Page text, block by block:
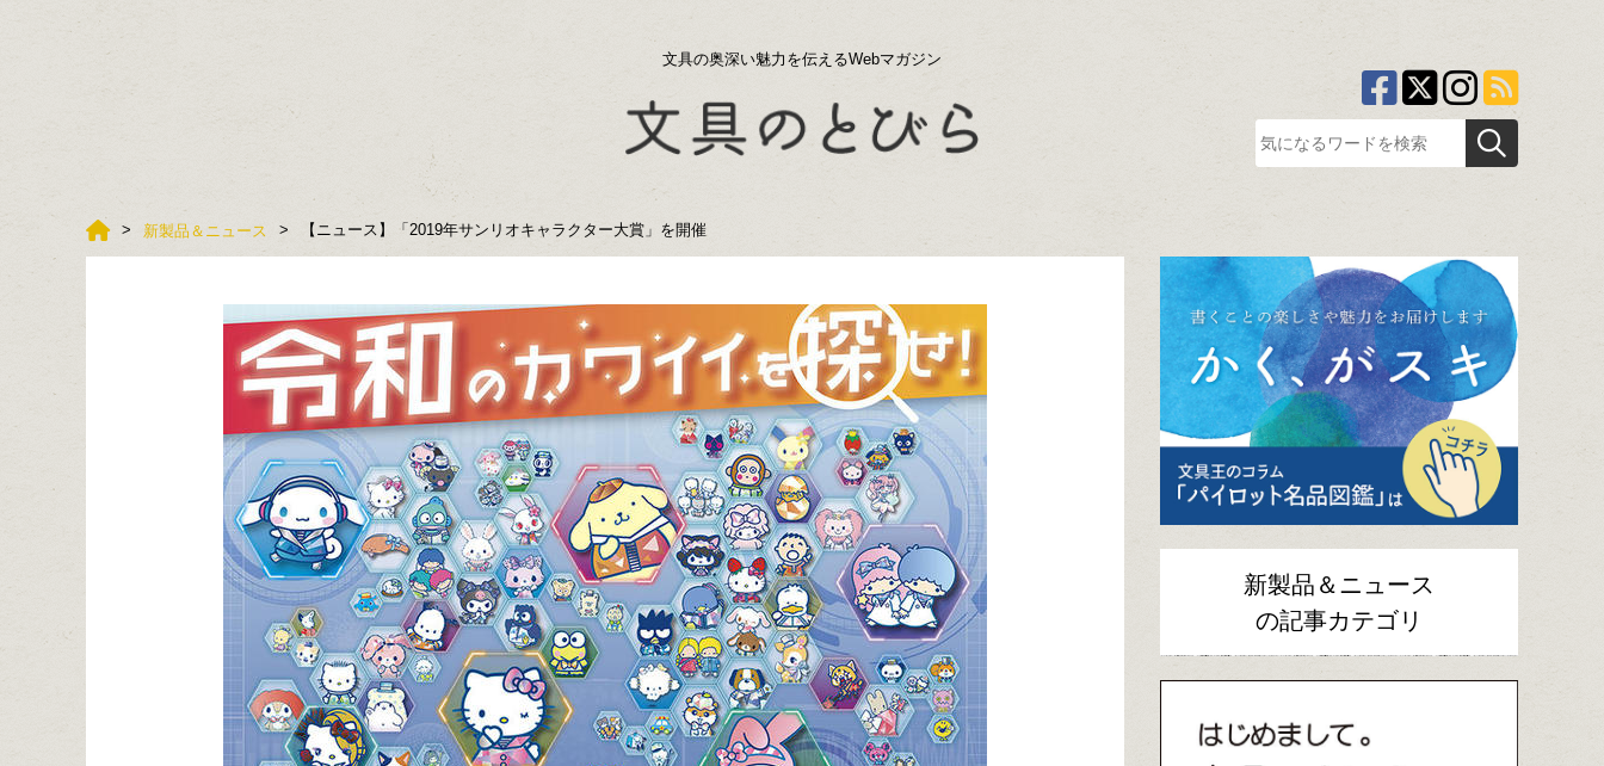
文具の奥深い魅力を伝えるWebマガジン
新製品＆ニュース 【ニュース】「2019年サンリオキャラクター大賞」を開催
新製品＆ニュース
の記事カテゴリ